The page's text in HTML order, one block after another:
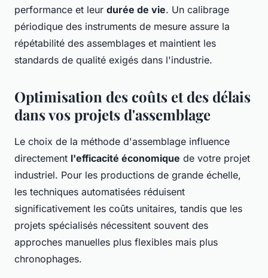
performance et leur durée de vie. Un calibrage
périodique des instruments de mesure assure la
répétabilité des assemblages et maintient les
standards de qualité exigés dans l'industrie.
Optimisation des coûts et des délais
dans vos projets d'assemblage
Le choix de la méthode d'assemblage influence
directement l'efficacité économique de votre projet
industriel. Pour les productions de grande échelle,
les techniques automatisées réduisent
significativement les coûts unitaires, tandis que les
projets spécialisés nécessitent souvent des
approches manuelles plus flexibles mais plus
chronophages.